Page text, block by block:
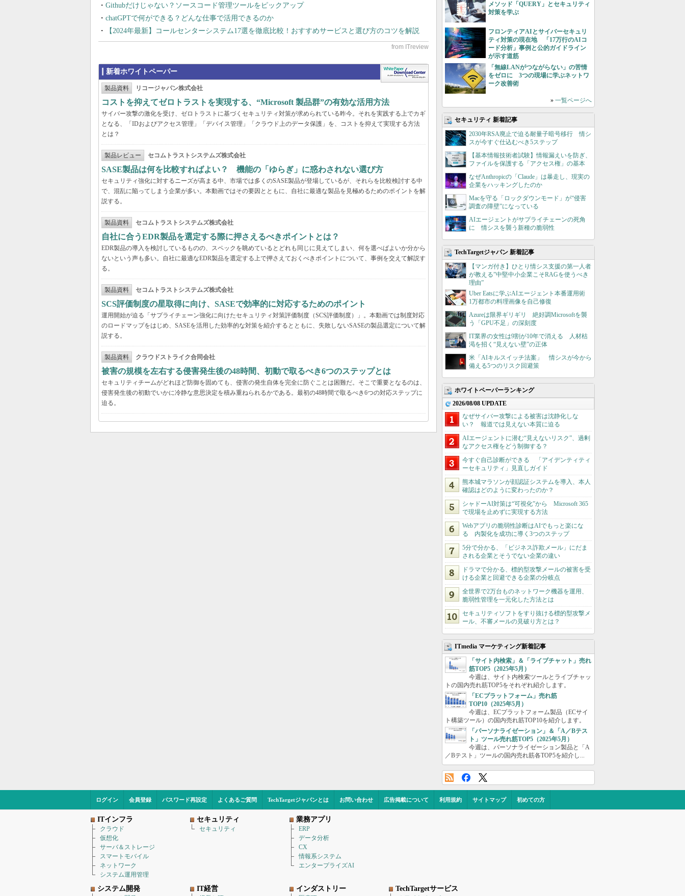
Githubだけじゃない？ソースコード管理ツールをピックアップ
chatGPTで何ができる？どんな仕事で活用できるのか
【2024年最新】コールセンターシステム17選を徹底比較！おすすめサービスと選び方のコツを解説
新着ホワイトペーパー
製品資料 リコージャパン株式会社
コストを抑えてゼロトラストを実現する、“Microsoft 製品群”の有効な活用方法
サイバー攻撃の激化を受け、ゼロトラストに基づくセキュリティ対策が求められている昨今。それを実践する上でカギ
となる、「IDおよびアクセス管理」「デバイス管理」「クラウド上のデータ保護」を、コストを抑えて実現する方法
とは？
製品レビュー セコムトラストシステムズ株式会社
SASE製品は何を比較すればよい？ 機能の「ゆらぎ」に惑わされない選び方
セキュリティ強化に対するニーズが高まる中、市場では多くのSASE製品が登場しているが、それらを比較検討する中
で、混乱に陥ってしまう企業が多い。本動画ではその要因とともに、自社に最適な製品を見極めるためのポイントを解
説する。
製品資料 セコムトラストシステムズ株式会社
自社に合うEDR製品を選定する際に押さえるべきポイントとは？
EDR製品の導入を検討しているものの、スペックを眺めているとどれも同じに見えてしまい、何を選べばよいか分から
ないという声も多い。自社に最適なEDR製品を選定する上で押さえておくべきポイントについて、事例を交えて解説す
る。
製品資料 セコムトラストシステムズ株式会社
SCS評価制度の星取得に向け、SASEで効率的に対応するためのポイント
運用開始が迫る「サプライチェーン強化に向けたセキュリティ対策評価制度（SCS評価制度）」。本動画では制度対応
のロードマップをはじめ、SASEを活用した効率的な対策を紹介するとともに、失敗しないSASEの製品選定について解
説する。
製品資料 クラウドストライク合同会社
被害の規模を左右する侵害発生後の48時間、初動で取るべき6つのステップとは
セキュリティチームがどれほど防御を固めても、侵害の発生自体を完全に防ぐことは困難だ。そこで重要となるのは、
侵害発生後の初動でいかに冷静な意思決定を積み重ねられるかである。最初の48時間で取るべき6つの対応ステップに
迫る。
メソッド「QUERY」とセキュリティ
対策を学ぶ
フロンティアAIとサイバーセキュリ
ティ対策の現在地 「17万行のAIコ
ード分析」事例と公的ガイドライン
が示す道筋
「無線LANがつながらない」の苦情
をゼロに 3つの現場に学ぶネットワ
ーク改善術
» 一覧ページへ
セキュリティ 新着記事
2030年RSA廃止で迫る耐量子暗号移行 情シ
スが今すぐ仕込むべき5ステップ
【基本情報技術者試験】情報漏えいを防ぎ、
ファイルを保護する「アクセス権」の基本
なぜAnthropicの「Claude」は暴走し、現実の
企業をハッキングしたのか
Macを守る「ロックダウンモード」が“侵害
調査の障壁”になっている
AIエージェントがサプライチェーンの死角
に 情シスを襲う新種の脆弱性
TechTargetジャパン 新着記事
【マンガ付き】ひとり情シス支援の第一人者
が教える”中堅中小企業こそRAGを使うべき
理由”
Uber Eatsに学ぶAIエージェント本番運用術
1万都市の料理画像を自己修復
Azureは限界ギリギリ 絶好調Microsoftを襲
う「GPU不足」の深刻度
IT業界の女性は9割が10年で消える 人材枯
渇を招く“見えない壁”の正体
米「AIキルスイッチ法案」 情シスが今から
備える5つのリスク回避策
ホワイトペーパーランキング
2026/08/08 UPDATE
なぜサイバー攻撃による被害は沈静化しな
い？ 報道では見えない本質に迫る
AIエージェントに潜む“見えないリスク”、過剰
なアクセス権をどう制御する？
今すぐ自己診断ができる 「アイデンティティ
ーセキュリティ」見直しガイド
熊本城マラソンが顔認証システムを導入、本人
確認はどのように変わったのか？
シャドーAI対策は“可視化”から Microsoft 365
で現場を止めずに実現する方法
Webアプリの脆弱性診断はAIでもっと楽にな
る 内製化を成功に導く3つのステップ
5分で分かる、「ビジネス詐欺メール」にだま
される企業とそうでない企業の違い
ドラマで分かる、標的型攻撃メールの被害を受
ける企業と回避できる企業の分岐点
全世界で2万台ものネットワーク機器を運用、
脆弱性管理を一元化した方法とは
セキュリティソフトをすり抜ける標的型攻撃メ
ール、不審メールの見破り方とは？
ITmedia マーケティング新着記事
「サイト内検索」＆「ライブチャット」売れ
筋TOP5（2025年5月）
今週は、サイト内検索ツールとライブチャッ
トの国内売れ筋TOP5をそれぞれ紹介します。
「ECプラットフォーム」売れ筋
TOP10（2025年5月）
今週は、ECプラットフォーム製品（ECサイ
ト構築ツール）の国内売れ筋TOP10を紹介します。
「パーソナライゼーション」＆「A／Bテス
ト」ツール売れ筋TOP5（2025年5月）
今週は、パーソナライゼーション製品と「A
／Bテスト」ツールの国内売れ筋各TOP5を紹介し...
ログイン 会員登録 パスワード再設定 よくあるご質問 TechTargetジャパンとは お問い合わせ 広告掲載について 利用規約 サイトマップ 初めての方
ITインフラ
クラウド
仮想化
サーバ＆ストレージ
スマートモバイル
ネットワーク
システム運用管理
セキュリティ
セキュリティ
業務アプリ
ERP
データ分析
CX
情報系システム
エンタープライズAI
システム開発 IT経営 インダストリー TechTargetサービス